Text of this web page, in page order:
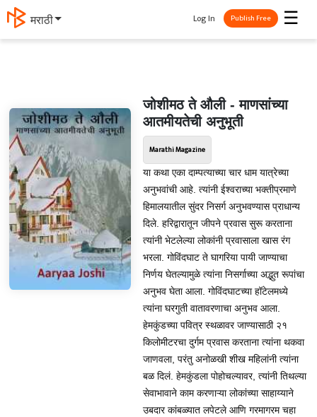
मराठी ☰
Log In Publish Free
जोशीमठ ते औली - माणसांच्या
आतमीयतेची अनुभूती
Marathi Magazine
या कथा एका दाम्पत्याच्या चार धाम यात्रेच्या
अनुभवांची आहे. त्यांनी ईश्वराच्या भक्तीप्रमाणे
हिमालयातील सुंदर निसर्ग अनुभवण्यास प्राधान्य
दिले. हरिद्वारातून जीपने प्रवास सुरू करताना
त्यांनी भेटलेल्या लोकांनी प्रवासाला खास रंग
भरला. गोविंदघाट ते घागरिया पायी जाण्याचा
निर्णय घेतल्यामुळे त्यांना निसर्गाच्या अद्भुत रूपांचा
अनुभव घेता आला. गोविंदघाटच्या हॉटेलमध्ये
त्यांना घरगुती वातावरणाचा अनुभव आला.
हेमकुंडच्या पवित्र स्थळावर जाण्यासाठी २१
किलोमीटरचा दुर्गम प्रवास करताना त्यांना थकवा
जाणवला, परंतु अनोळखी शीख महिलांनी त्यांना
बळ दिलं. हेमकुंडला पोहोचल्यावर, त्यांनी तिथल्या
सेवाभावाने काम करणाऱ्या लोकांच्या साहाय्याने
उबदार कांबळ्यात लपेटले आणि गरमागरम चहा